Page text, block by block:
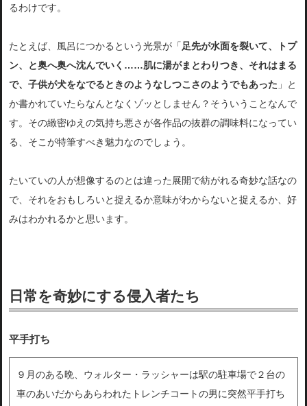
るわけです。
たとえば、風呂につかるという光景が「 足先が水面を裂いて、トプ
ン、と奥へ奥へ沈んでいく……肌に湯がまとわりつき、それはまる
で、子供が犬をなでるときのようなしつこさのようでもあった 」と
か書かれていたらなんとなくゾッとしません？そういうことなんで
す。その緻密ゆえの気持ち悪さが各作品の抜群の調味料になってい
る、そこが特筆すべき魅力なのでしょう。
たいていの人が想像するのとは違った展開で紡がれる奇妙な話なの
で、それをおもしろいと捉えるか意味がわからないと捉えるか、好
みはわかれるかと思います。
日常を奇妙にする侵入者たち
平手打ち
９月のある晩、ウォルター・ラッシャーは駅の駐車場で２台の
車のあいだからあらわれたトレンチコートの男に突然平手打ち